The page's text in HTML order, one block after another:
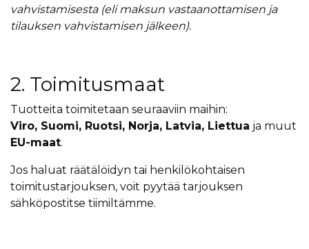
vahvistamisesta (eli maksun vastaanottamisen ja
tilauksen vahvistamisen jälkeen).
2. Toimitusmaat
Tuotteita toimitetaan seuraaviin maihin:
Viro, Suomi, Ruotsi, Norja, Latvia, Liettua ja muut
EU-maat.
Jos haluat räätälöidyn tai henkilökohtaisen
toimitustarjouksen, voit pyytää tarjouksen
sähköpostitse tiimiltämme.